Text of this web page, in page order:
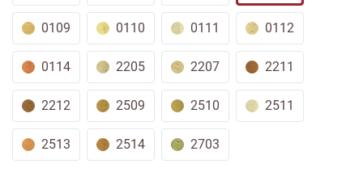
0109 0110 0111 0112
0114 2205 2207 2211
2212 2509 2510 2511
2513 2514 2703